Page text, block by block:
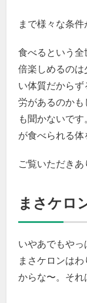
まで様々な条件
食べるという
倍楽しめるの
い体質だから
労があるのか
も聞かないで
が食べられる体
ご覧いただきあ
まさケロ
いやあでもやっ
まさケロンは
からな〜。それ